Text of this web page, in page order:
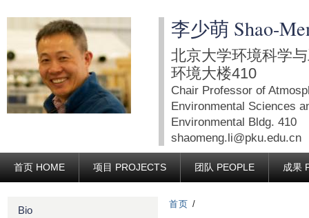
转
到
面
的
主
要
内
容
李少萌 Shao-
北京大学环境科学
环境大楼410
Chair Professor of
Environmental Sciences
Environmental Bldg. 410
shaomeng.li@pku.edu.cn
首页 HOME 项目 PROJECTS 团队 PEOPLE 成果
首页 /
Bio